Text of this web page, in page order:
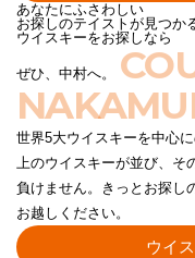
あなたにふさわしい
お探しのテイストが見つか
ウイスキーをお探しなら
ぜひ、中村へ。
世界5大ウイスキーを中心
上のウイスキーが並び、そ
負けません。きっとお探し
お越しください。
ウイ